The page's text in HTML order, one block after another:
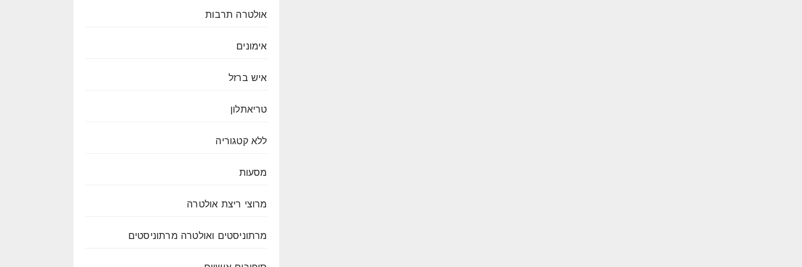
אולטרה תרבות
אימונים
איש ברזל
טריאתלון
ללא קטגוריה
מסעות
מרוצי ריצת אולטרה
מרתוניסטים ואולטרה מרתוניסטים